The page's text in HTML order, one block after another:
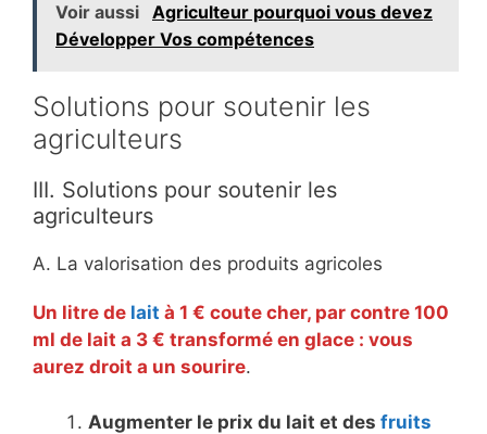
Voir aussi Agriculteur pourquoi vous devez
Développer Vos compétences
Solutions pour soutenir les
agriculteurs
III. Solutions pour soutenir les
agriculteurs
A. La valorisation des produits agricoles
Un litre de lait à 1 € coute cher, par contre 100
ml de lait a 3 € transformé en glace : vous
aurez droit a un sourire.
Augmenter le prix du lait et des fruits